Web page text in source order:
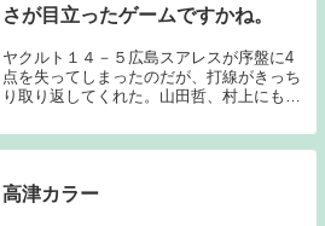
さが目立ったゲームですかね。
ヤクルト１４－５広島スアレスが序盤に4
点を失ってしまったのだが、打線がきっち
り取り返してくれた。山田哲、村上にもホ
勝利したのだが、どちらかというと広島投
手陣の脆さの方が目立ったゲームなのかも
高津カラー